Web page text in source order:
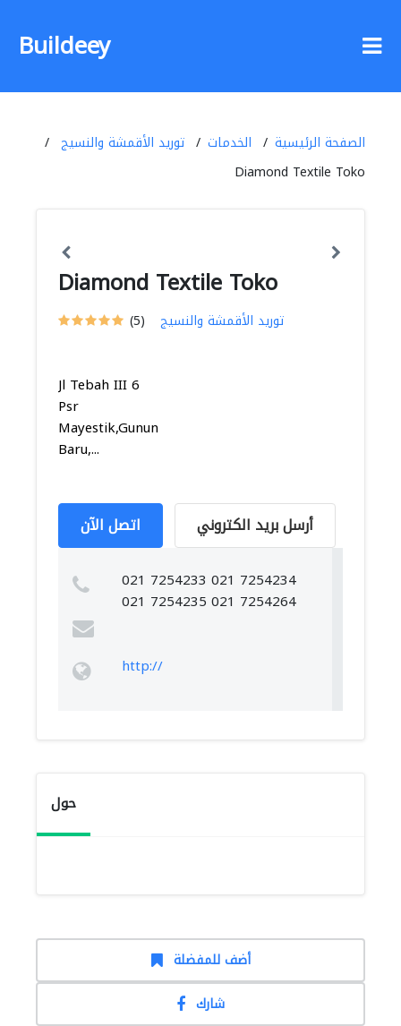
Buildeey
الصفحة الرئيسية الخدمات
توريد الأقمشة والنسيج
Diamond Textile Toko
Diamond Textile Toko
(5) توريد الأقمشة والنسيج
Jl Tebah III 6
Psr
Mayestik,Gunung,Kebayoran
Baru,...
اتصل الآن أرسل بريد الكتروني
021 7254233 021 7254234
021 7254235 021 7254264
http://
حول
أضف للمفضلة
شارك